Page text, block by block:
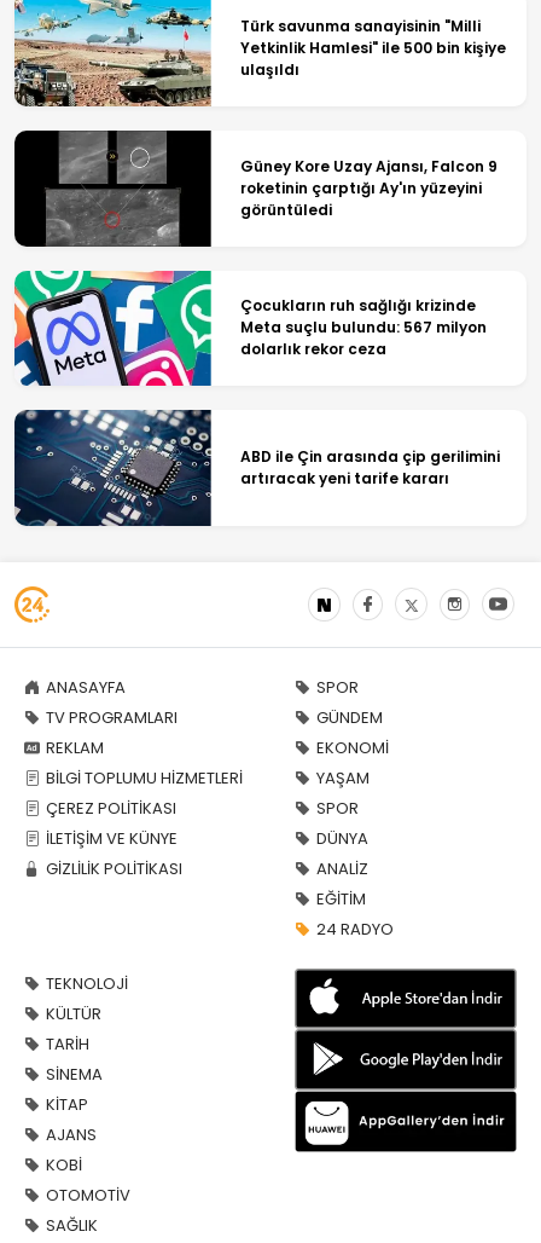
Türk savunma sanayisinin "Milli
Yetkinlik Hamlesi" ile 500 bin kişiye
ulaşıldı
Güney Kore Uzay Ajansı, Falcon 9
roketinin çarptığı Ay'ın yüzeyini
görüntüledi
Çocukların ruh sağlığı krizinde
Meta suçlu bulundu: 567 milyon
dolarlık rekor ceza
ABD ile Çin arasında çip gerilimini
artıracak yeni tarife kararı
ANASAYFA
TV PROGRAMLARI
REKLAM
BİLGİ TOPLUMU HİZMETLERİ
ÇEREZ POLİTİKASI
İLETİŞİM VE KÜNYE
GİZLİLİK POLİTİKASI
SPOR
GÜNDEM
EKONOMİ
YAŞAM
SPOR
DÜNYA
ANALİZ
EĞİTİM
24 RADYO
TEKNOLOJİ
KÜLTÜR
TARİH
SİNEMA
KİTAP
AJANS
KOBİ
OTOMOTİV
SAĞLIK